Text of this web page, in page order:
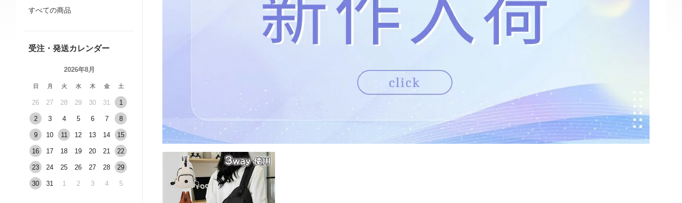
すべての商品
受注・発送カレンダー
2026年8月
日 月 火 水 木 金 土
26 27 28 29 30 31 1
2 3 4 5 6 7 8
9 10 11 12 13 14 15
16 17 18 19 20 21 22
23 24 25 26 27 28 29
30 31 1 2 3 4 5